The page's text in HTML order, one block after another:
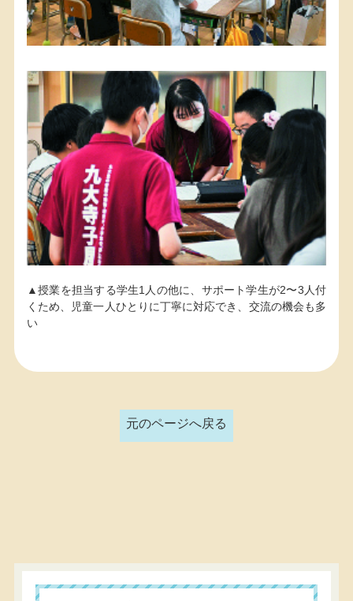
▲授業を担当する学生1人の他に、サポート学生が2〜3人付
くため、児童一人ひとりに丁寧に対応でき、交流の機会も多
い
元のページへ戻る